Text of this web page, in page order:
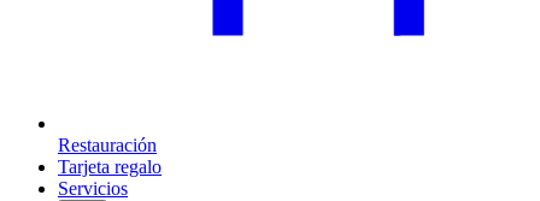
Restauración
Tarjeta regalo
Servicios